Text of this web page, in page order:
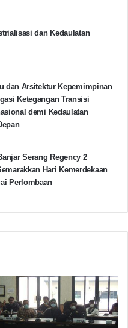
royong menjadi
(Dz/Red)
Copy URL
dan Kedaulatan
dan Arsitektur Kepemimpinan
Ketegangan Transisi
demi Kedaulatan
Serang Regency 2
Hari Kemerdekaan
Perlombaan